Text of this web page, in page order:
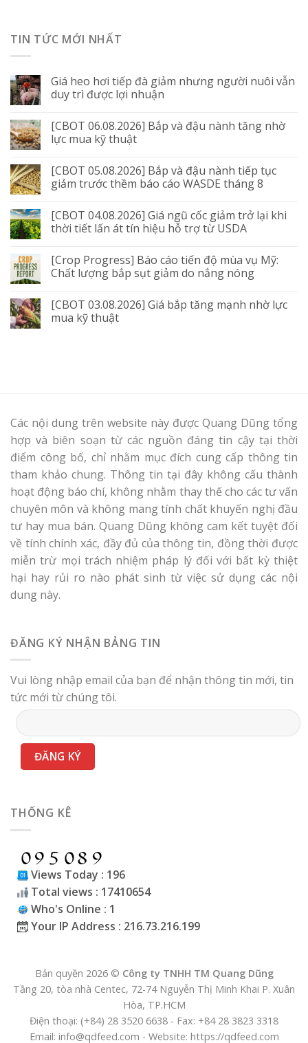
TIN TỨC MỚI NHẤT
Giá heo hơi tiếp đà giảm nhưng người nuôi vẫn
duy trì được lợi nhuận
[CBOT 06.08.2026] Bắp và đậu nành tăng nhờ
lực mua kỹ thuật
[CBOT 05.08.2026] Bắp và đậu nành tiếp tục
giảm trước thềm báo cáo WASDE tháng 8
[CBOT 04.08.2026] Giá ngũ cốc giảm trở lại khi
thời tiết lấn át tín hiệu hỗ trợ từ USDA
[Crop Progress] Báo cáo tiến độ mùa vụ Mỹ:
Chất lượng bắp sụt giảm do nắng nóng
[CBOT 03.08.2026] Giá bắp tăng mạnh nhờ lực
mua kỹ thuật
Các nội dung trên website này được Quang Dũng tổng
hợp và biên soạn từ các nguồn đáng tin cậy tại thời
điểm công bố, chỉ nhằm mục đích cung cấp thông tin
tham khảo chung. Thông tin tại đây không cấu thành
hoạt động báo chí, không nhằm thay thế cho các tư vấn
chuyên môn và không mang tính chất khuyến nghị đầu
tư hay mua bán. Quang Dũng không cam kết tuyệt đối
về tính chính xác, đầy đủ của thông tin, đồng thời được
miễn trừ mọi trách nhiệm pháp lý đối với bất kỳ thiệt
hại hay rủi ro nào phát sinh từ việc sử dụng các nội
dung này.
ĐĂNG KÝ NHẬN BẢNG TIN
Vui lòng nhập email của bạn để nhận thông tin mới, tin
tức mới từ chúng tôi.
THỐNG KÊ
Views Today : 196
Total views : 17410654
Who's Online : 1
Your IP Address : 216.73.216.199
Bản quyền 2026 © Công ty TNHH TM Quang Dũng
Tầng 20, tòa nhà Centec, 72-74 Nguyễn Thị Minh Khai P. Xuân
Hòa, TP.HCM
Điện thoại: (+84) 28 3520 6638 - Fax: +84 28 3823 3318
Email: info@qdfeed.com - Website: https://qdfeed.com